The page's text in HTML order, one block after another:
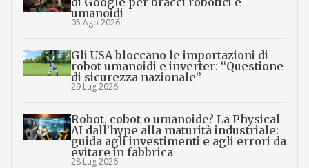
umanoidi
05 Ago 2026
Gli USA bloccano le importazioni di
robot umanoidi e inverter: “Questione
di sicurezza nazionale”
29 Lug 2026
Robot, cobot o umanoide? La Physical
AI dall’hype alla maturità industriale:
guida agli investimenti e agli errori da
evitare in fabbrica
28 Lug 2026